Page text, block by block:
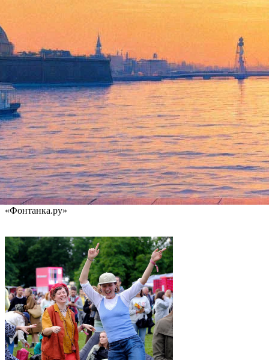
Московский художественный театр объявил траур — с 12 по
15 марта отменены все спектакли, зрителям предлагают
Напомним, 15 марта в МХТ пройдет прощание с Олегом
Табаковым, который был художественным руководителем
коллектива. Похороны пройдут в тот же день на
Новодевичьем кладбище.
Народный артист СССР Олег Табаков скончался 12 марта в
Москве после продолжительной болезни.«Фонтанка»
предлагает вспомнитьлучшие роли актера и рассказывает о
том, что помогло ему сформироваться как актеру, и какой он
видел свою жизнь и профессию.
«Фонтанка.ру»